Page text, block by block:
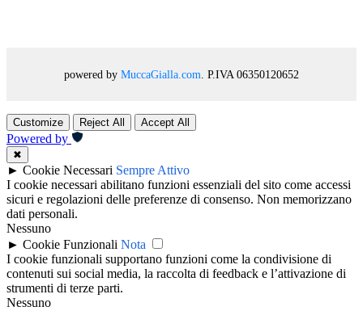
powered by MuccaGialla.com . P.IVA 06350120652
Customize Reject All Accept All
Powered by
✖
► Cookie Necessari Sempre Attivo
I cookie necessari abilitano funzioni essenziali del sito come accessi
sicuri e regolazioni delle preferenze di consenso. Non memorizzano
dati personali.
Nessuno
► Cookie Funzionali Nota
I cookie funzionali supportano funzioni come la condivisione di
contenuti sui social media, la raccolta di feedback e l’attivazione di
strumenti di terze parti.
Nessuno